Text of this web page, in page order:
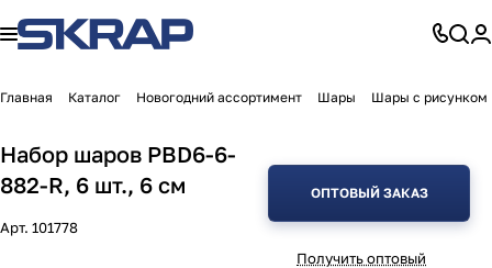
Главная Каталог Новогодний ассортимент Шары Шары с рисунком
Набор шаров PBD6-6-
882-R, 6 шт., 6 см
Арт. 101778
ОПТОВЫЙ ЗАКАЗ
Получить оптовый